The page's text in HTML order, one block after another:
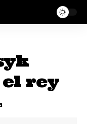
rey